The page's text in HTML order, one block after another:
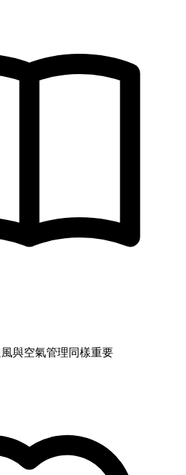
與空氣管理同樣重要